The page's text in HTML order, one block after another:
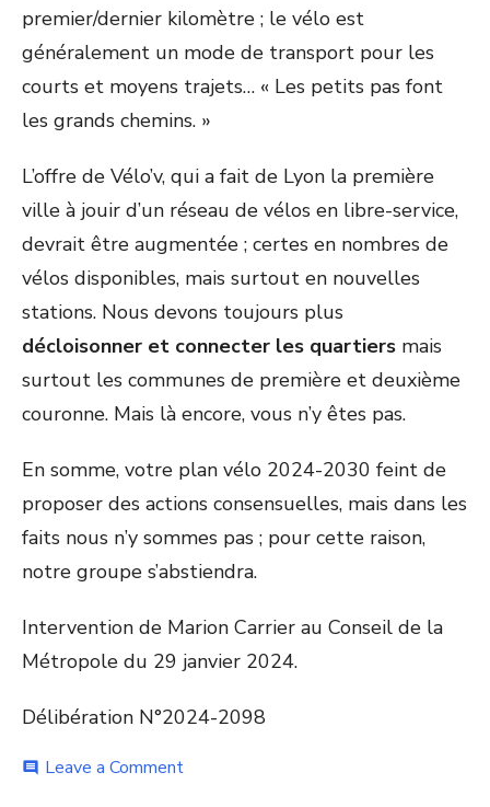
premier/dernier kilomètre ; le vélo est
généralement un mode de transport pour les
courts et moyens trajets… « Les petits pas font
les grands chemins. »
L’offre de Vélo’v, qui a fait de Lyon la première
ville à jouir d’un réseau de vélos en libre-service,
devrait être augmentée ; certes en nombres de
vélos disponibles, mais surtout en nouvelles
stations. Nous devons toujours plus
décloisonner et connecter les quartiers mais
surtout les communes de première et deuxième
couronne. Mais là encore, vous n’y êtes pas.
En somme, votre plan vélo 2024-2030 feint de
proposer des actions consensuelles, mais dans les
faits nous n’y sommes pas ; pour cette raison,
notre groupe s’abstiendra.
Intervention de Marion Carrier au Conseil de la
Métropole du 29 janvier 2024.
Délibération N°2024-2098
comment Leave a Commenton